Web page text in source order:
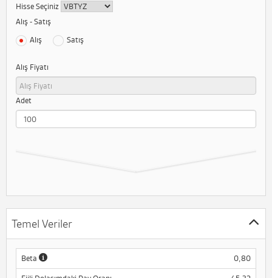
Hisse Seçiniz
Alış - Satış
Alış
Satış
Alış Fiyatı
Adet
Temel Veriler
Beta 0,80